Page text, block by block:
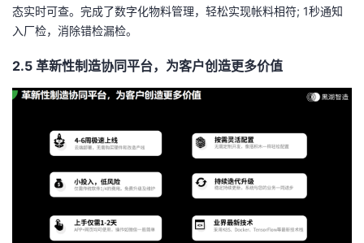
态实时可查。完成了数字化物料管理，轻松实现帐料相符; 1秒通知
入厂检，消除错检漏检。
2.5 革新性制造协同平台，为客户创造更多价值